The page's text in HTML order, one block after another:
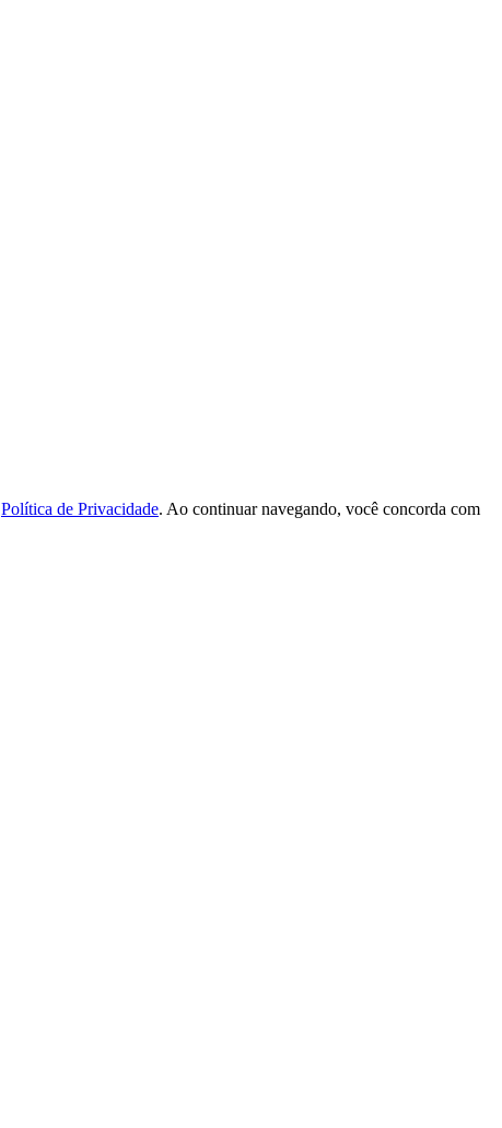
Política de Privacidade. Ao continuar navegando, você concorda com